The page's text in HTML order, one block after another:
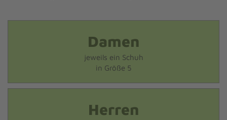
Damen
jeweils ein Schuh
in Größe 5
Herren